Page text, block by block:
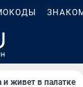
живет в палатке